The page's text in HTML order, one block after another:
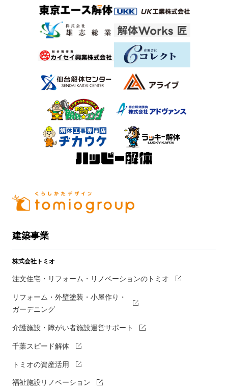
建築事業
株式会社トミオ
注文住宅・リフォーム・リノベーションのトミオ
リフォーム・外壁塗装・小屋作り・
ガーデニング
介護施設・障がい者施設運営サポート
千葉スピード解体
トミオの資産活用
福祉施設リノベーション